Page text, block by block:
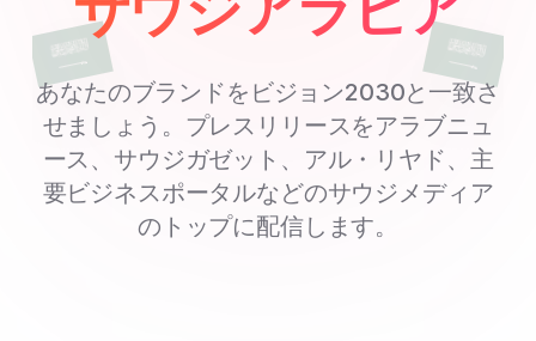
あなたのブランドをビジョン2030と一致さ
せましょう。プレスリリースをアラブニュ
ース、サウジガゼット、アル・リヤド、主
要ビジネスポータルなどのサウジメディア
のトップに配信します。